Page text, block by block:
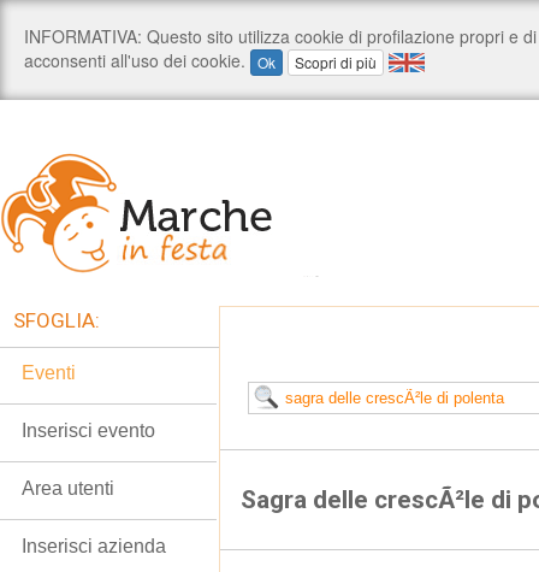
Sagra delle crescÃ²le di
SFOGLIA:
Eventi
Inserisci evento
Area utenti
Inserisci azienda